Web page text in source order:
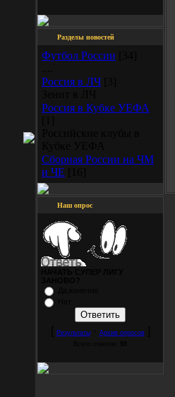
Разделы новостей
Футбол России
Россия в ЛЧ
Россия в Кубке УЕФА
Сборная России на ЧМ
и ЧЕ
Наш опрос
Результаты· Архив опросов]